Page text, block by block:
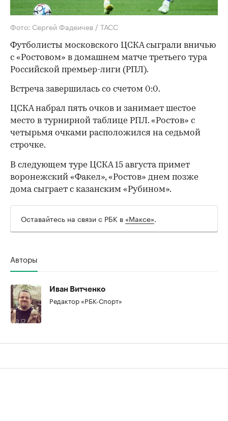
Фото: Сергей Фадеичев / ТАСС
Футболисты московского ЦСКА сыграли вничью
с «Ростовом» в домашнем матче третьего тура
Российской премьер-лиги (РПЛ).
Встреча завершилась со счетом 0:0.
ЦСКА набрал пять очков и занимает шестое
место в турнирной таблице РПЛ. «Ростов» с
четырьмя очками расположился на седьмой
строчке.
В следующем туре ЦСКА 15 августа примет
воронежский «Факел», «Ростов» днем позже
дома сыграет с казанским «Рубином».
Оставайтесь на связи с РБК в «Максе».
Авторы
Иван Витченко
Редактор «РБК-Спорт»